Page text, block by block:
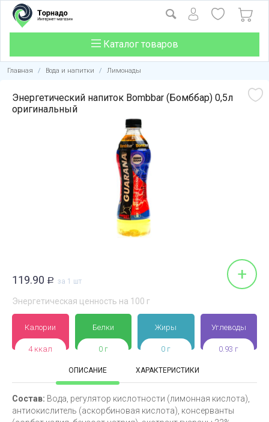
Каталог товаров
Главная / Вода и напитки / Лимонады
Энергетический напиток Bombbar (Бомббар) 0,5л
оригинальный
119.90 Р за 1 шт +
Энергетическая ценность на 100 г
Калории
4 ккал
Белки
0 г
Жиры
0 г
Углеводы
0.93 г
ОПИСАНИЕ ХАРАКТЕРИСТИКИ
Состав: Вода, регулятор кислотности (лимонная кислота),
антиокислитель (аскорбиновая кислота), консерванты